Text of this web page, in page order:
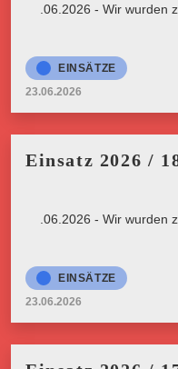
23.06.2026 - Wir wurden
EINSÄTZE
23.06.2026
Einsatz 2026 /
23.06.2026 - Wir wurden
EINSÄTZE
23.06.2026